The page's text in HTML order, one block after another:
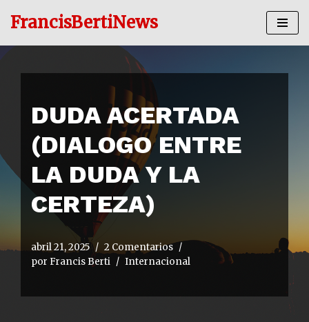
contenido
FrancisBertiNews
DUDA ACERTADA
(DIALOGO ENTRE
LA DUDA Y LA
CERTEZA)
abril 21, 2025
2 Comentarios
por Francis Berti Internacional